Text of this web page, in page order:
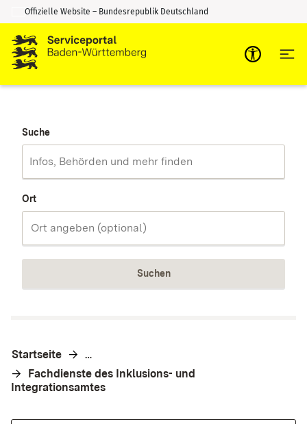
Zum Inhalt springen
Zur Suche springen
Offizielle Website – Bundesrepublik Deutschland
Suche
Ort
Suchen
Startseite …
Fachdienste des Inklusions- und
Integrationsamtes